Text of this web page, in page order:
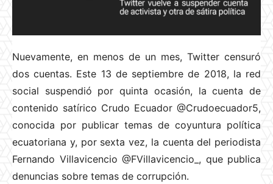
Nuevamente, en menos de un mes, Twitter censuró
dos cuentas. Este 13 de septiembre de 2018, la red
social suspendió por quinta ocasión, la cuenta de
contenido satírico Crudo Ecuador @Crudoecuador5,
conocida por publicar temas de coyuntura política
ecuatoriana y, por sexta vez, la cuenta del periodista
Fernando Villavicencio @FVillavicencio_, que publica
denuncias sobre temas de corrupción.